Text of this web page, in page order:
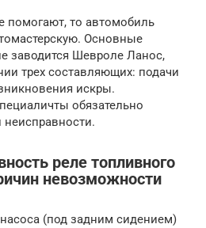
помогают, то автомобиль
Основные
заводится Шевроле Ланос,
трех составляющих: подачи
искры.
обязательно
неисправности.
реле топливного
невозможности
(под задним сидением)